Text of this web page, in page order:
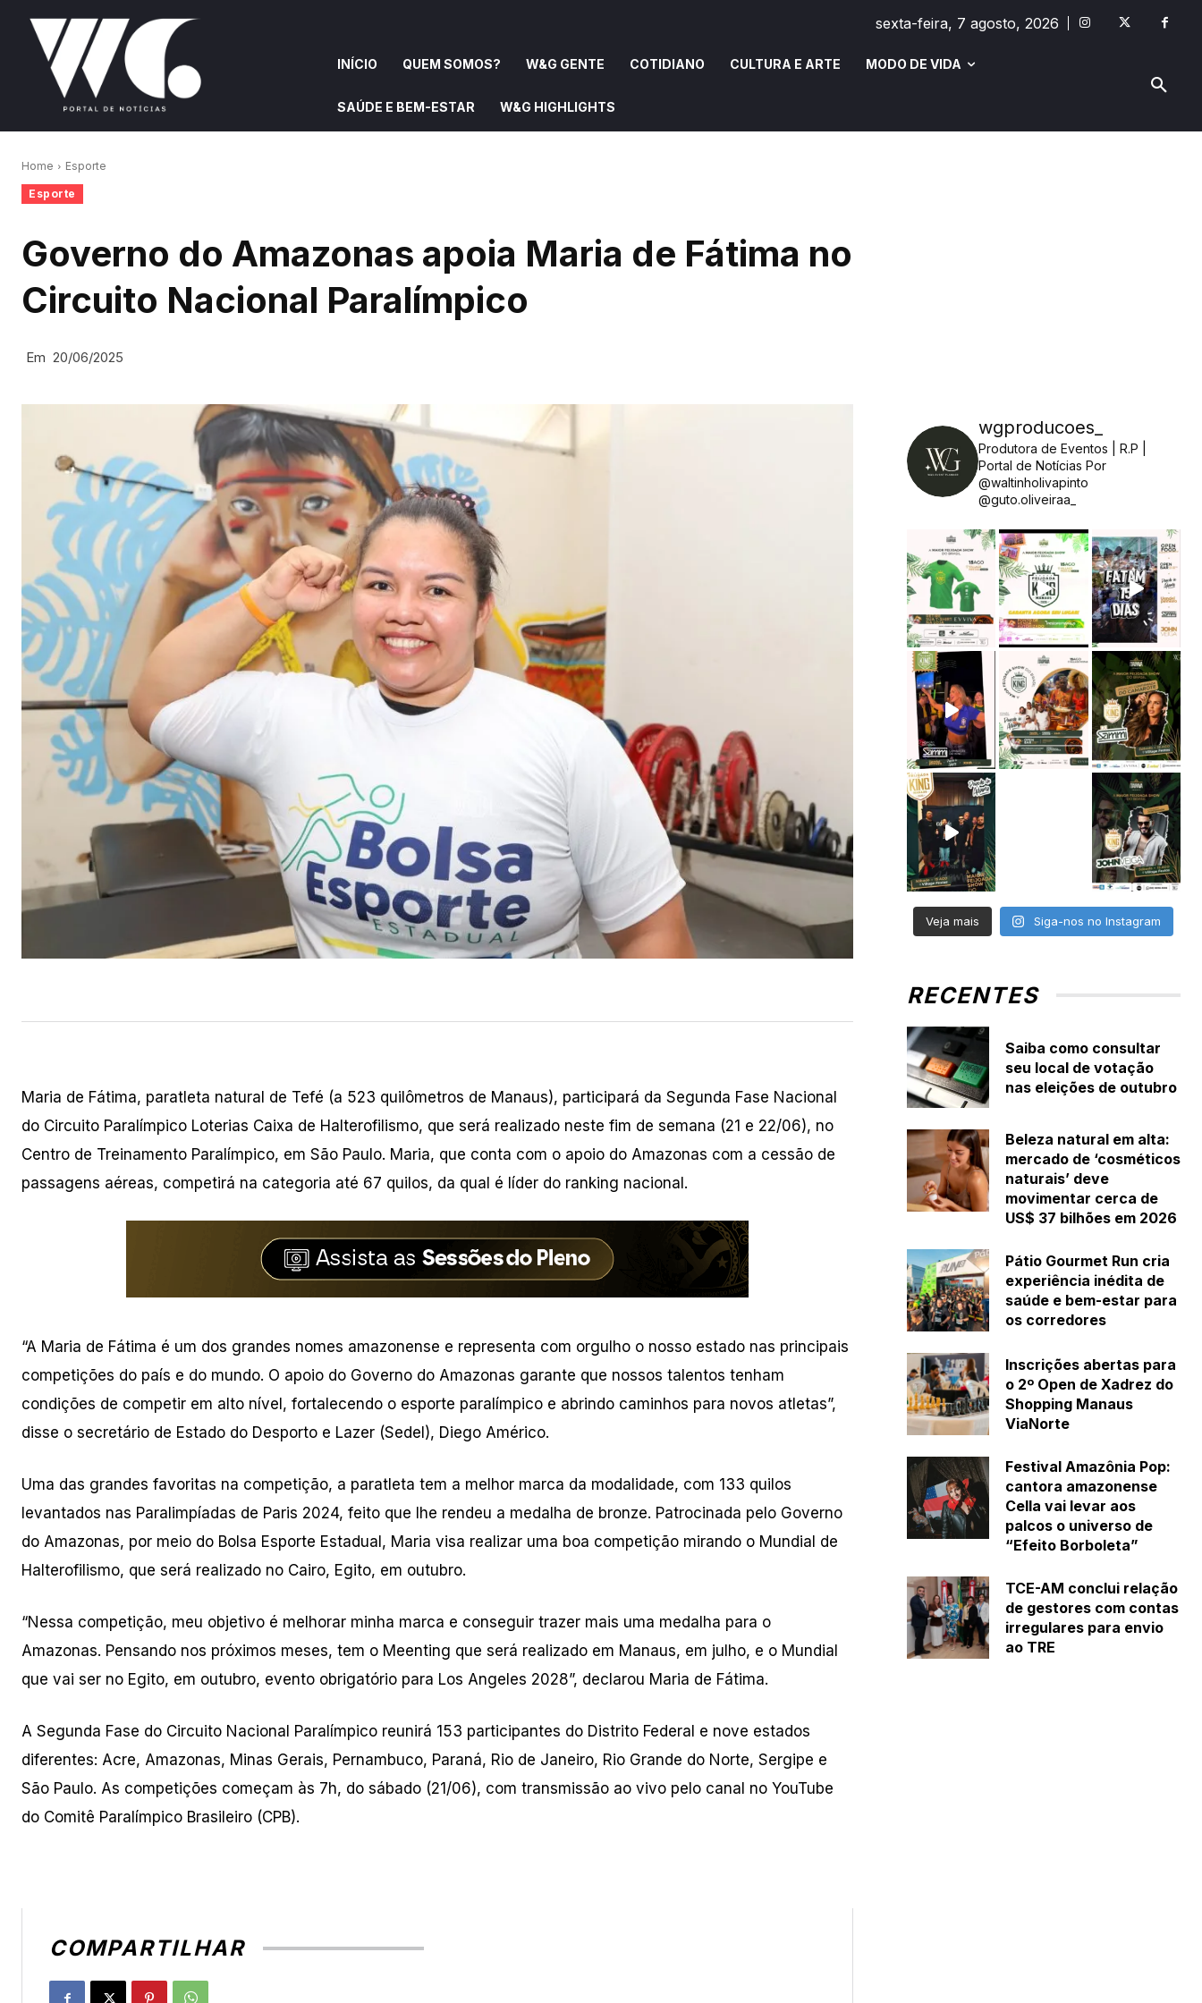
sexta-feira, 7 agosto, 2026
INÍCIO QUEM SOMOS? W&G GENTE COTIDIANO CULTURA E ARTE MODO DE VIDA
SAÚDE E BEM-ESTAR W&G HIGHLIGHTS
Home Esporte
Esporte
Governo do Amazonas apoia Maria de Fátima no
Circuito Nacional Paralímpico
Em 20/06/2025
Maria de Fátima, paratleta natural de Tefé (a 523 quilômetros de Manaus), participará da Segunda Fase Nacional
do Circuito Paralímpico Loterias Caixa de Halterofilismo, que será realizado neste fim de semana (21 e 22/06), no
Centro de Treinamento Paralímpico, em São Paulo. Maria, que conta com o apoio do Amazonas com a cessão de
passagens aéreas, competirá na categoria até 67 quilos, da qual é líder do ranking nacional.
“A Maria de Fátima é um dos grandes nomes amazonense e representa com orgulho o nosso estado nas principais
competições do país e do mundo. O apoio do Governo do Amazonas garante que nossos talentos tenham
condições de competir em alto nível, fortalecendo o esporte paralímpico e abrindo caminhos para novos atletas”,
disse o secretário de Estado do Desporto e Lazer (Sedel), Diego Américo.
Uma das grandes favoritas na competição, a paratleta tem a melhor marca da modalidade, com 133 quilos
levantados nas Paralimpíadas de Paris 2024, feito que lhe rendeu a medalha de bronze. Patrocinada pelo Governo
do Amazonas, por meio do Bolsa Esporte Estadual, Maria visa realizar uma boa competição mirando o Mundial de
Halterofilismo, que será realizado no Cairo, Egito, em outubro.
“Nessa competição, meu objetivo é melhorar minha marca e conseguir trazer mais uma medalha para o
Amazonas. Pensando nos próximos meses, tem o Meenting que será realizado em Manaus, em julho, e o Mundial
que vai ser no Egito, em outubro, evento obrigatório para Los Angeles 2028”, declarou Maria de Fátima.
A Segunda Fase do Circuito Nacional Paralímpico reunirá 153 participantes do Distrito Federal e nove estados
diferentes: Acre, Amazonas, Minas Gerais, Pernambuco, Paraná, Rio de Janeiro, Rio Grande do Norte, Sergipe e
São Paulo. As competições começam às 7h, do sábado (21/06), com transmissão ao vivo pelo canal no YouTube
do Comitê Paralímpico Brasileiro (CPB).
COMPARTILHAR
wgproducoes_
Produtora de Eventos | R.P |
Portal de Notícias Por
@waltinholivapinto
@guto.oliveiraa_
Veja mais Siga-nos no Instagram
RECENTES
Saiba como consultar
seu local de votação
nas eleições de outubro
Beleza natural em alta:
mercado de ‘cosméticos
naturais’ deve
movimentar cerca de
US$ 37 bilhões em 2026
Pátio Gourmet Run cria
experiência inédita de
saúde e bem-estar para
os corredores
Inscrições abertas para
o 2º Open de Xadrez do
Shopping Manaus
ViaNorte
Festival Amazônia Pop:
cantora amazonense
Cella vai levar aos
palcos o universo de
“Efeito Borboleta”
TCE-AM conclui relação
de gestores com contas
irregulares para envio
ao TRE